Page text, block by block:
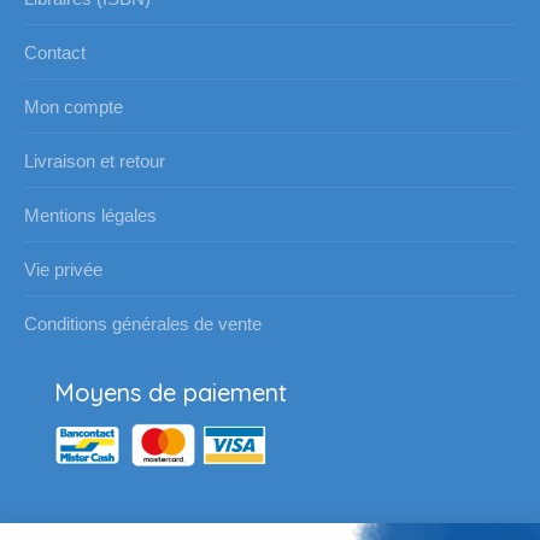
Contact
Mon compte
Livraison et retour
Mentions légales
Vie privée
Conditions générales de vente
Moyens de paiement